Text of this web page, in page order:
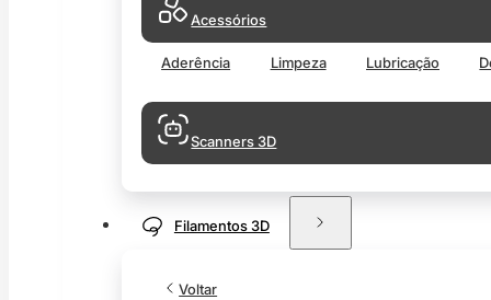
Acessórios
Aderência Limpeza Lubricação
Scanners 3D
Filamentos 3D
Voltar